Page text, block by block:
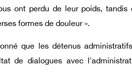
ont perdu de leur poids, tandis
formes de douleur ».
que les détenus
de dialogues avec
Le
Manama :
mise en